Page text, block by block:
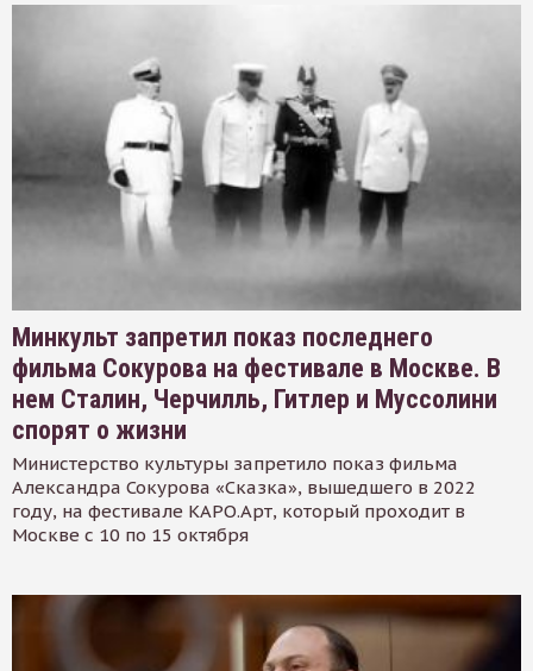
Минкульт запретил показ последнего
фильма Сокурова на фестивале в Москве. В
нем Сталин, Черчилль, Гитлер и Муссолини
спорят о жизни
Министерство культуры запретило показ фильма
Александра Сокурова «Сказка», вышедшего в 2022
году, на фестивале КАРО.Арт, который проходит в
Москве с 10 по 15 октября